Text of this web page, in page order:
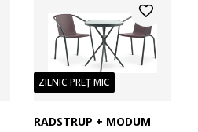
ZILNIC PREȚ MIC
RADSTRUP + MODUM